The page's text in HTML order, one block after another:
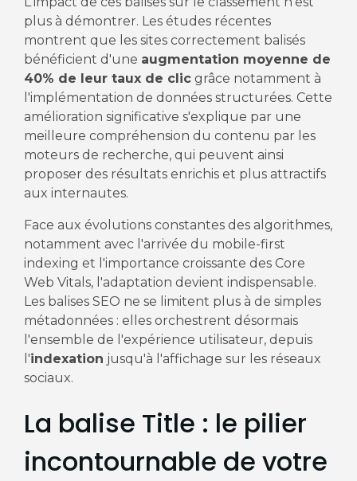
plus à démontrer. Les études récentes
montrent que les sites correctement balisés
bénéficient d'une augmentation moyenne de
40% de leur taux de clicgrâce notamment à
l'implémentation de données structurées. Cette
amélioration significative s'explique par une
meilleure compréhension du contenu par les
moteurs de recherche, qui peuvent ainsi
proposer des résultats enrichis et plus attractifs
aux internautes.
Face aux évolutions constantes des algorithmes,
notamment avec l'arrivée du mobile-first
indexing et l'importance croissante des Core
Web Vitals, l'adaptation devient indispensable.
Les balises SEO ne se limitent plus à de simples
métadonnées : elles orchestrent désormais
l'ensemble de l'expérience utilisateur, depuis
l'indexation jusqu'à l'affichage sur les réseaux
sociaux.
La balise Title : le pilier
incontournable de votre